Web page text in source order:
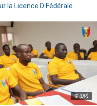
la Licence D Fédérale
© (DR)